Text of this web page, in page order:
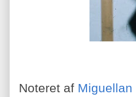
Noteret af Miguellan